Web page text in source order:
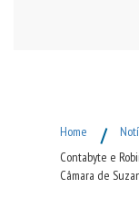
Home /
Contabyte e
Câmara de